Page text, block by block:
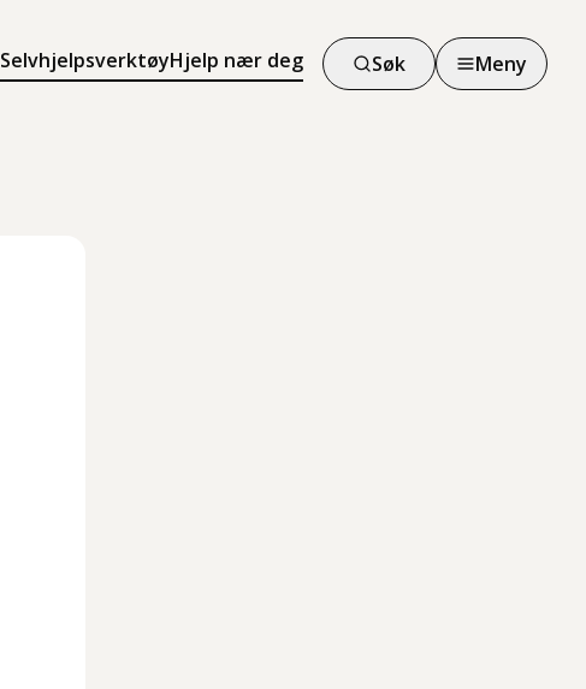
SelvhjelpsverktøyHjelp nær deg Søk Meny